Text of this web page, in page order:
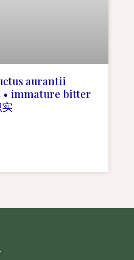
aurantii
immature bitter